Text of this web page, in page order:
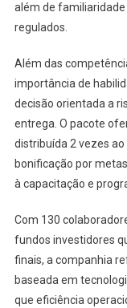
além de
regulados.
Além das
importância de
decisão orientada a
entrega. O pacote
distribuída 2 vezes
bonificação por
à capacitação e
Com 130
fundos investidores
finais, a companhia
baseada em
que eficiência